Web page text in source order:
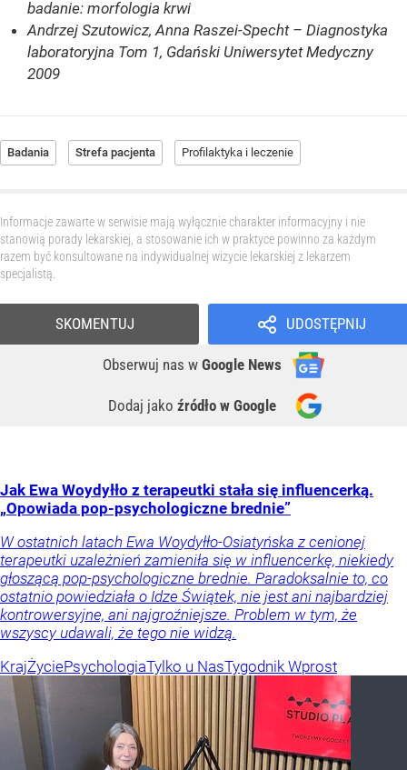
badanie: morfologia krwi
Andrzej Szutowicz, Anna Raszei-Specht – Diagnostyka
laboratoryjna Tom 1, Gdański Uniwersytet Medyczny
2009
Badania Strefa pacjenta Profilaktyka i leczenie
Informacje zawarte w serwisie mają wyłącznie charakter informacyjny i nie
stanowią porady lekarskiej, a stosowanie ich w praktyce powinno za każdym
razem być konsultowane na indywidualnej wizycie lekarskiej z lekarzem
specjalistą.
UDOSTĘPNIJ
Obserwuj nas w Google News
Dodaj jako źródło w Google
SKOMENTUJ
Jak Ewa Woydyłło z terapeutki stała się influencerką.
„Opowiada pop-psychologiczne brednie”
W ostatnich latach Ewa Woydyłło-Osiatyńska z cenionej
terapeutki uzależnień zamieniła się w influencerkę, niekiedy
głoszącą pop-psychologiczne brednie. Paradoksalnie to, co
ostatnio powiedziała o Idze Świątek, nie jest ani najbardziej
kontrowersyjne, ani najgroźniejsze. Problem w tym, że
wszyscy udawali, że tego nie widzą.
KrajŻyciePsychologiaTylko u NasTygodnik Wprost